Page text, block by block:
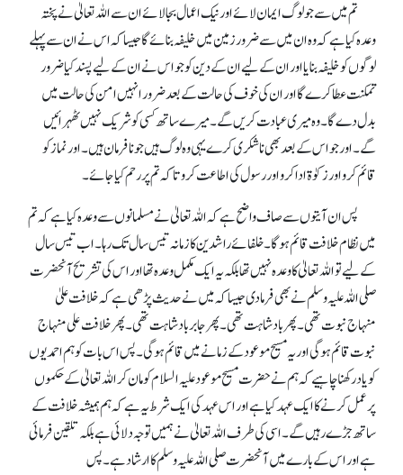
تم میں سے جو لوگ ایمان لائے اور نیک اعمال بجا لائے ان سے اللہ تعالیٰ نے پختہ
وعدہ کیا ہے کہ وہ ان میں سے ضرور زمین میں خلیفہ بنائے گا جیسا کہ اس نے ان سے پہلے
لوگوں کو خلیفہ بنایا اور ان کے لیے ان کے دین کو جو اس نے ان کے لیے پسند کیا ضرور
تمکنت عطا کرے گا اور ان کی خوف کی حالت کے بعد ضرور انہیں امن کی حالت میں
بدل دے گا۔ وہ میری عبادت کریں گے۔ میرے ساتھ کسی کو شریک نہیں ٹھہرائیں
گے۔ اور جو اس کے بعد بھی ناشکری کرے یہی وہ لوگ ہیں جو نافرمان ہیں۔اور نماز کو
قائم کرو اور زکوٰة ادا کرو اور رسول کی اطاعت کرو تاکہ تم پر رحم کیا جائے۔
پس ان آیتوں سے صاف واضح ہے کہ اللہ تعالیٰ نے مسلمانوں سے وعدہ کیا ہے کہ تم
میں نظام خلافت قائم ہو گا۔ خلفائے راشدین کا زمانہ تیس سال تک رہا۔ اب تیس سال
کے لیے تو اللہ تعالیٰ کا وعدہ نہیں تھا بلکہ یہ ایک مکمل وعدہ تھا اور اس کی تشریح آنحضرت
صلی اللہ علیہ وسلم نے بھی فرما دی جیسا کہ میں نے حدیث پڑھی ہے کہ خلافت علیٰ
منہاج نبوت تھی۔ پھر بادشاہت تھی۔ پھر جابر بادشاہت تھی۔ پھر خلافت علی منہاج
نبوت قائم ہو گی اور یہ مسیح موعود کے زمانے میں قائم ہو گی۔ پس اس بات کو ہم احمدیوں
کو یاد رکھنا چاہیے کہ ہم نے حضرت مسیح موعود علیہ السلام کو مان کر اللہ تعالیٰ کے حکموں
پر عمل کرنے کا ایک عہد کیا ہے اور اس عہد کی ایک شرط یہ ہے کہ ہم ہمیشہ خلافت کے
ساتھ جڑے رہیں گے۔ اسی کی طرف اللہ تعالیٰ نے ہمیں توجہ دلائی ہے بلکہ تلقین فرمائی
ہے اور اس کے بارے میں آنحضرت صلی اللہ علیہ وسلم کا ارشاد ہے۔ پس